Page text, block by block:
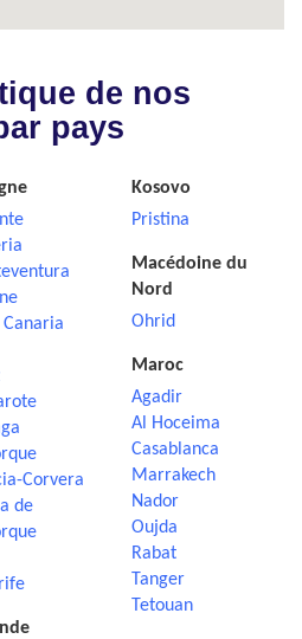
de nos
pays
Corvera
de
Kosovo
Pristina
Macédoine du
Nord
Ohrid
Maroc
Agadir
Al Hoceima
Casablanca
Marrakech
Nador
Oujda
Rabat
Tanger
Tetouan